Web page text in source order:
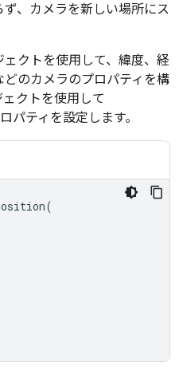
、カメラを新しい場所にス
ェクトを使用して、緯度、経
のカメラのプロパティを構
クトを使用して
パティを設定します。
(